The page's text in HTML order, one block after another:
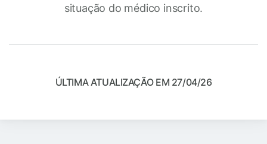
situação do médico inscrito.
ÚLTIMA ATUALIZAÇÃO EM 27/04/26